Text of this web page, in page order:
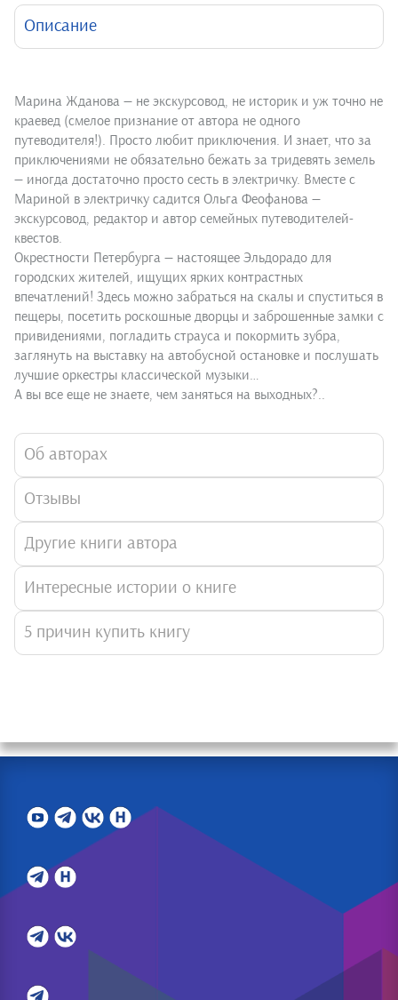
Описание
Марина Жданова — не экскурсовод, не историк и уж точно не
краевед (смелое признание от автора не одного
путеводителя!). Просто любит приключения. И знает, что за
приключениями не обязательно бежать за тридевять земель
— иногда достаточно просто сесть в электричку. Вместе с
Мариной в электричку садится Ольга Феофанова —
экскурсовод, редактор и автор семейных путеводителей-
квестов.
Окрестности Петербурга — настоящее Эльдорадо для
городских жителей, ищущих ярких контрастных
впечатлений! Здесь можно забраться на скалы и спуститься в
пещеры, посетить роскошные дворцы и заброшенные замки с
привидениями, погладить страуса и покормить зубра,
заглянуть на выставку на автобусной остановке и послушать
лучшие оркестры классической музыки…
А вы все еще не знаете, чем заняться на выходных?..
Об авторах
Отзывы
Другие книги автора
Интересные истории о книге
5 причин купить книгу